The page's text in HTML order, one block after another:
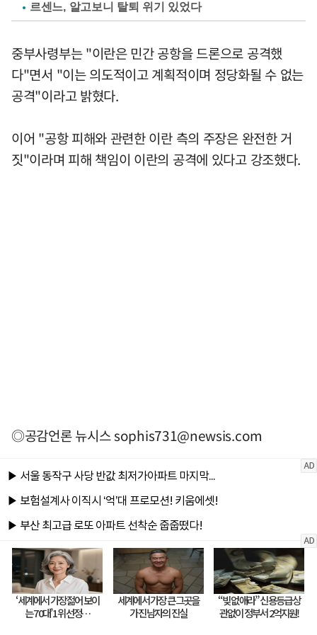
르센느, 알고보니 탈퇴 위기 있었다
중부사령부는 "이란은 민간 공항을 드론으로 공격했
다"면서 "이는 의도적이고 계획적이며 정당화될 수 없는
공격"이라고 밝혔다.
이어 "공항 피해와 관련한 이란 측의 주장은 완전한 거
짓"이라며 피해 책임이 이란의 공격에 있다고 강조했다.
◎공감언론 뉴시스sophis731@newsis.com